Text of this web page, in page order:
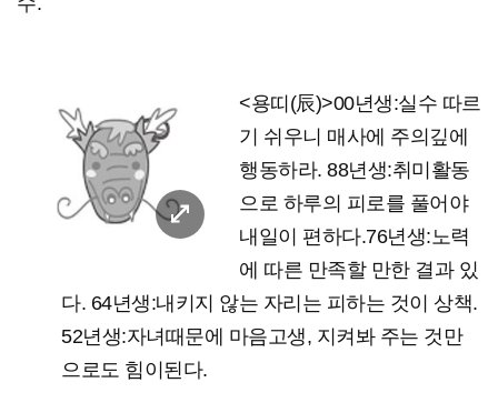
<용띠(辰)>00년생:실수 따르
기 쉬우니 매사에 주의깊에
행동하라. 88년생:취미활동
으로 하루의 피로를 풀어야
내일이 편하다.76년생:노력
에 따른 만족할 만한 결과 있
다. 64년생:내키지 않는 자리는 피하는 것이 상책.
52년생:자녀때문에 마음고생, 지켜봐 주는 것만
으로도 힘이된다.